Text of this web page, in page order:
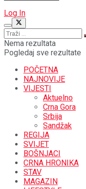
Log In
Nema rezultata
Pogledaj sve rezultate
POČETNA
NAJNOVIJE
VIJESTI
Aktuelno
Crna Gora
Srbija
Sandžak
REGIJA
SVIJET
BOŠNJACI
CRNA HRONIKA
STAV
MAGAZIN